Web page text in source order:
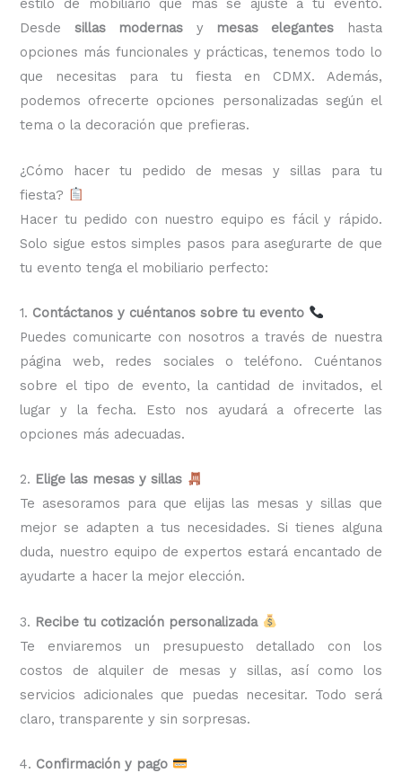
estilo de mobiliario que más se ajuste a tu evento.
Desde sillas modernas y mesas elegantes hasta
opciones más funcionales y prácticas, tenemos todo lo
que necesitas para tu fiesta en CDMX. Además,
podemos ofrecerte opciones personalizadas según el
tema o la decoración que prefieras.
¿Cómo hacer tu pedido de mesas y sillas para tu
fiesta?
Hacer tu pedido con nuestro equipo es fácil y rápido.
Solo sigue estos simples pasos para asegurarte de que
tu evento tenga el mobiliario perfecto:
1. Contáctanos y cuéntanos sobre tu evento
Puedes comunicarte con nosotros a través de nuestra
página web, redes sociales o teléfono. Cuéntanos
sobre el tipo de evento, la cantidad de invitados, el
lugar y la fecha. Esto nos ayudará a ofrecerte las
opciones más adecuadas.
2. Elige las mesas y sillas
Te asesoramos para que elijas las mesas y sillas que
mejor se adapten a tus necesidades. Si tienes alguna
duda, nuestro equipo de expertos estará encantado de
ayudarte a hacer la mejor elección.
3. Recibe tu cotización personalizada
Te enviaremos un presupuesto detallado con los
costos de alquiler de mesas y sillas, así como los
servicios adicionales que puedas necesitar. Todo será
claro, transparente y sin sorpresas.
4. Confirmación y pago